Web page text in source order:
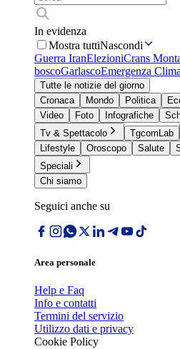
In evidenza
Mostra tuttiNascondi
Guerra IranElezioniCrans
boscoGarlascoEmergenza Clima
Tutte le notizie del giorno
Cronaca
Mondo Politica
Video
Foto Infografiche
Tv & Spettacolo
TgcomLab
Lifestyle
Oroscopo Salute
Speciali
Chi siamo
Seguici anche su
Area personale
Help e Faq
Info e contatti
Termini del servizio
Utilizzo dati e privacy
Cookie Policy